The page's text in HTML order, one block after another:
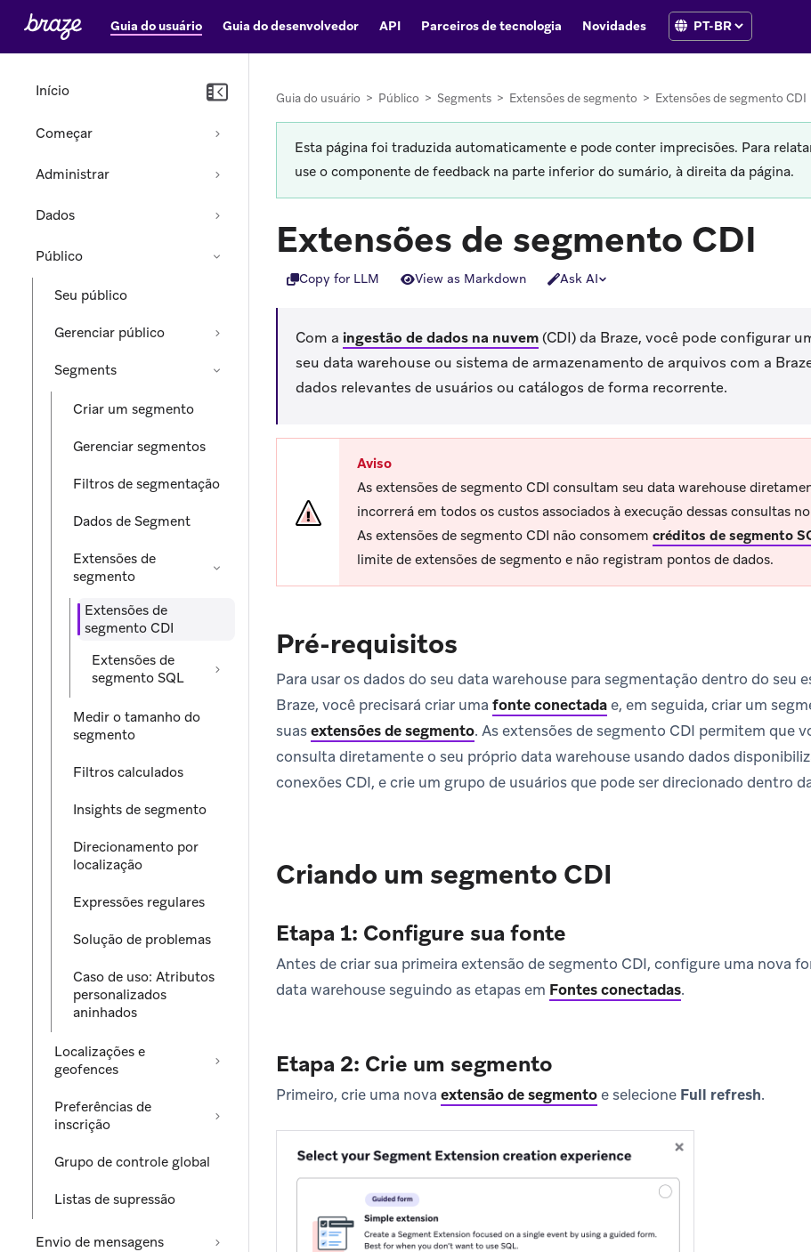
Guia do usuário Guia do desenvolvedor API Parceiros de tecnologia Novidades
Início
Começar
Administrar
Dados
Público
Seu público
Gerenciar público
Segments
Criar um segmento
Gerenciar segmentos
Filtros de segmentação
Dados de Segment
Extensões de
segmento
Extensões de
segmento CDI
Extensões de
segmento SQL
Medir o tamanho do
segmento
Filtros calculados
Insights de segmento
Direcionamento por
localização
Expressões regulares
Solução de problemas
Caso de uso: Atributos
personalizados
aninhados
Localizações e
geofences
Preferências de
inscrição
Grupo de controle global
Listas de supressão
Envio de mensagens
Guia do usuário > Público > Segments > Extensões de segmento > Extensões de segmento CDI
Esta página foi traduzida automaticamente e pode conter imprecisões. Para
use o componente de feedback na parte inferior do sumário, à direita da página.
Extensões de segmento CDI
Copy for LLM View as Markdown Ask AI
Com a ingestão de dados na nuvem(CDI) da Braze, você pode configurar
seu data warehouse ou sistema de armazenamento de arquivos com a
dados relevantes de usuários ou catálogos de forma recorrente.
Aviso
As extensões de segmento CDI consultam seu data warehouse
incorrerá em todos os custos associados à execução dessas consultas
As extensões de segmento CDI não consomem créditos de segmento
limite de extensões de segmento e não registram pontos de dados.
Pré-requisitos
Para usar os dados do seu data warehouse para segmentação dentro do seu
Braze, você precisará criar uma fonte conectadae, em seguida, criar um
suasextensões de segmento. As extensões de segmento CDI permitem que
consulta diretamente o seu próprio data warehouse usando dados
conexões CDI, e crie um grupo de usuários que pode ser direcionado dentro
Criando um segmento CDI
Etapa 1: Configure sua fonte
Antes de criar sua primeira extensão de segmento CDI, configure uma nova
data warehouse seguindo as etapas em Fontes conectadas.
Etapa 2: Crie um segmento
Primeiro, crie uma nova extensão de segmentoe selecione Full refresh.